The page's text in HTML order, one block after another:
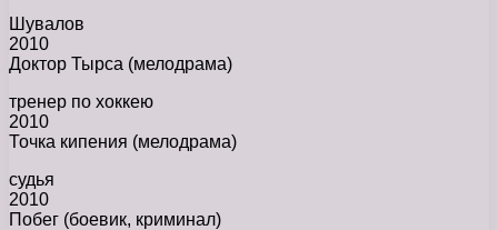
Шувалов
2010
Доктор Тырса (мелодрама)
тренер по хоккею
2010
Точка кипения (мелодрама)
судья
2010
Побег (боевик, криминал)